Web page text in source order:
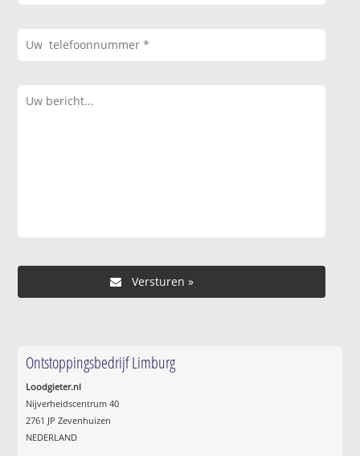
Ontstoppingsbedrijf Limburg
Loodgieter.nl
Nijverheidscentrum 40
2761 JP Zevenhuizen
NEDERLAND